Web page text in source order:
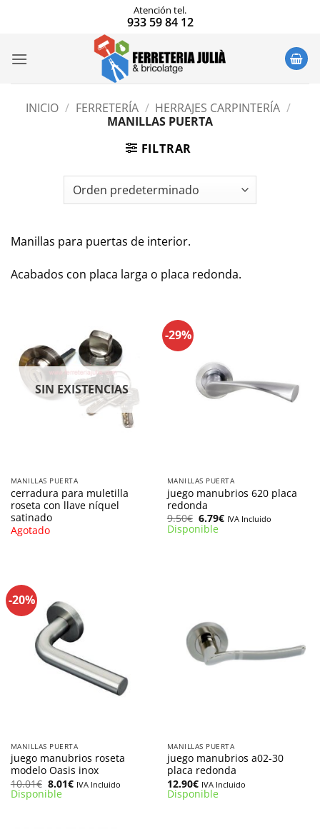
Atención tel.
933 59 84 12
INICIO / FERRETERÍA / HERRAJES CARPINTERÍA /
MANILLAS PUERTA
FILTRAR
Manillas para puertas de interior.
Acabados con placa larga o placa redonda.
SIN EXISTENCIAS
MANILLAS PUERTA
cerradura para muletilla
roseta con llave níquel
satinado
Agotado
-29%
MANILLAS PUERTA
juego manubrios 620 placa
redonda
9.50€ El
precio
original
6.79€ElIVA Incluido
Disponible
-20%
MANILLAS PUERTA
juego manubrios roseta
modelo Oasis inox
10.01€ El
precio
original
8.01€El
precio
IVA Incluido
Disponible
MANILLAS PUERTA
juego manubrios a02-30
placa redonda
12.90€ IVA Incluido
Disponible